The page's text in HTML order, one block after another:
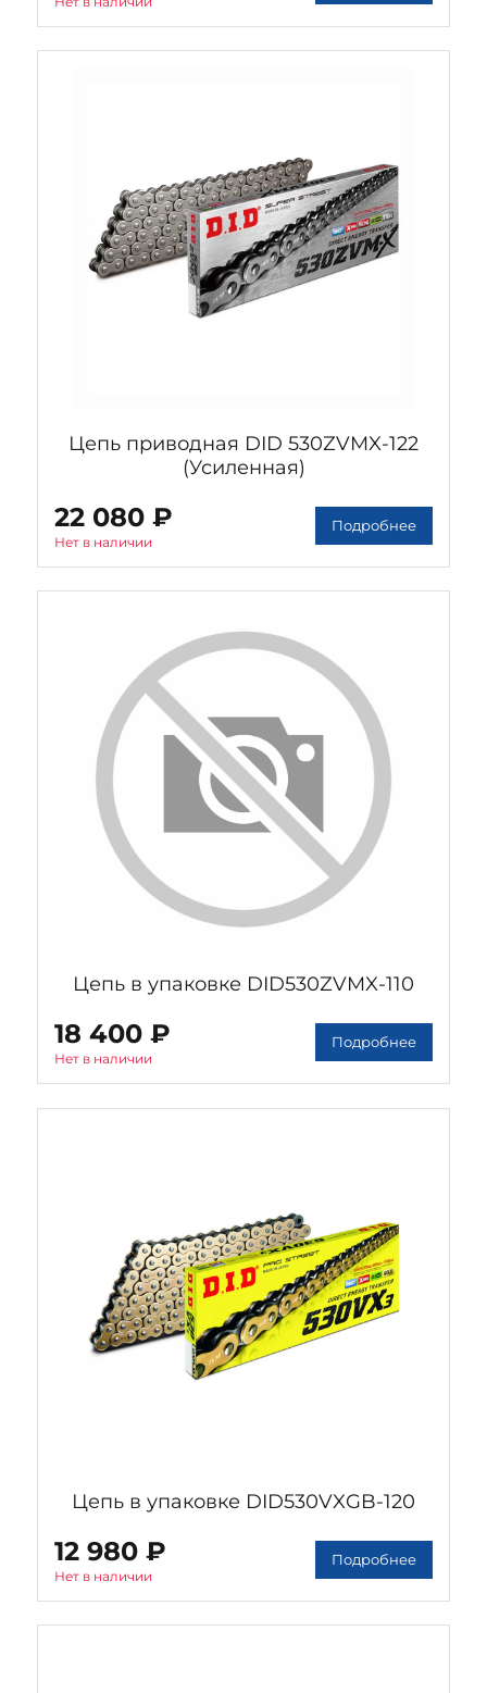
Цепь приводная DID 530ZVMX-122
(Усиленная)
22 080 ₽
Нет в наличии
Подробнее
Цепь в упаковке DID530ZVMX-110
18 400 ₽
Нет в наличии
Подробнее
Цепь в упаковке DID530VXGB-120
12 980 ₽
Нет в наличии
Подробнее